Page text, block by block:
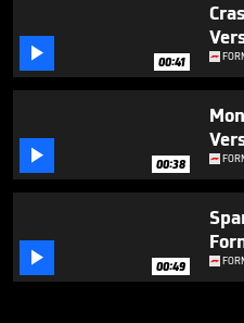
 00:41
 00:38
 00:49